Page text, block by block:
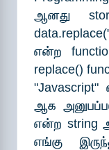
ஆனது
என்ற
replace()
ஆக
என்ற string
எங்கு